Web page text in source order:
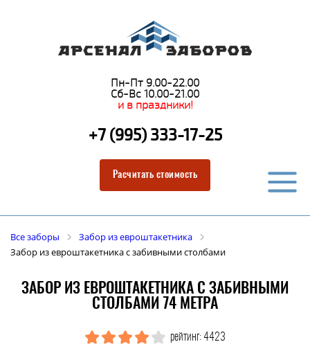
Пн-Пт 9.00-22.00
Сб-Вс 10.00-21.00
и в праздники!
+7 (995) 333-17-25
Расчитать стоимость
Все заборы
Забор из евроштакетника
Забор из евроштакетника с забивными столбами
ЗАБОР ИЗ ЕВРОШТАКЕТНИКА С ЗАБИВНЫМИ
СТОЛБАМИ 74 МЕТРА
рейтинг: 4423